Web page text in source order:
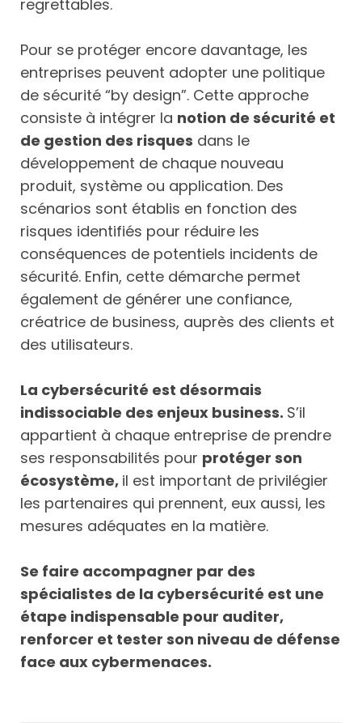
regrettables.
Pour se protéger encore davantage, les
entreprises peuvent adopter une politique
de sécurité “by design”. Cette approche
consiste à intégrer la notion de sécurité et
de gestion des risques dans le
développement de chaque nouveau
produit, système ou application. Des
scénarios sont établis en fonction des
risques identifiés pour réduire les
conséquences de potentiels incidents de
sécurité. Enfin, cette démarche permet
également de générer une confiance,
créatrice de business, auprès des clients et
des utilisateurs.
La cybersécurité est désormais
indissociable des enjeux business. S’il
appartient à chaque entreprise de prendre
ses responsabilités pour protéger son
écosystème, il est important de privilégier
les partenaires qui prennent, eux aussi, les
mesures adéquates en la matière.
Se faire accompagner par des
spécialistes de la cybersécurité est une
étape indispensable pour auditer,
renforcer et tester son niveau de défense
face aux cybermenaces.